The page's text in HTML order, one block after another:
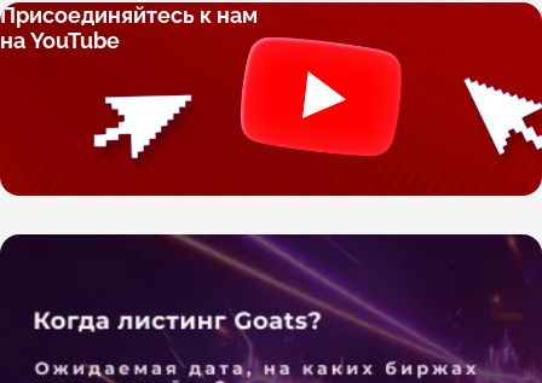
Присоединяйтесь к нам
на YouTube